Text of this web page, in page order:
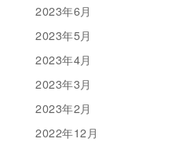
2023年6月
2023年5月
2023年4月
2023年3月
2023年2月
2022年12月